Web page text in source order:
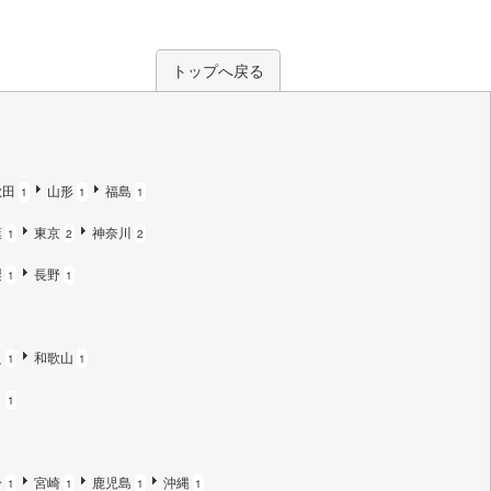
トップへ戻る
1 山形 1 福島 1
1 東京 2 神奈川 2
1 長野 1
1 和歌山 1
1
1 宮崎 1 鹿児島 1 沖縄 1